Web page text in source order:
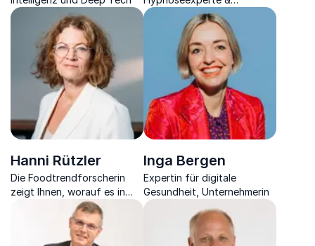
Bestseller-Autor überzeugt
zu neuer mentaler Kraft, die
Sie zu neuem Erfolg führt
Hanni Rützler
Die Foodtrendforscherin
zeigt Ihnen, worauf es in
Zukunft in Ihrer Ernährung
ankommt und worauf Sie
achten sollten
Inga Bergen
Expertin für digitale
Gesundheit, Unternehmerin